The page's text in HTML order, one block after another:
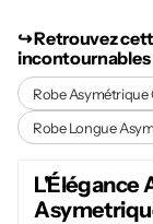
↪︎ Retrouvez
incontournables
Robe Asymétrique
Robe Longue
L'Élégance